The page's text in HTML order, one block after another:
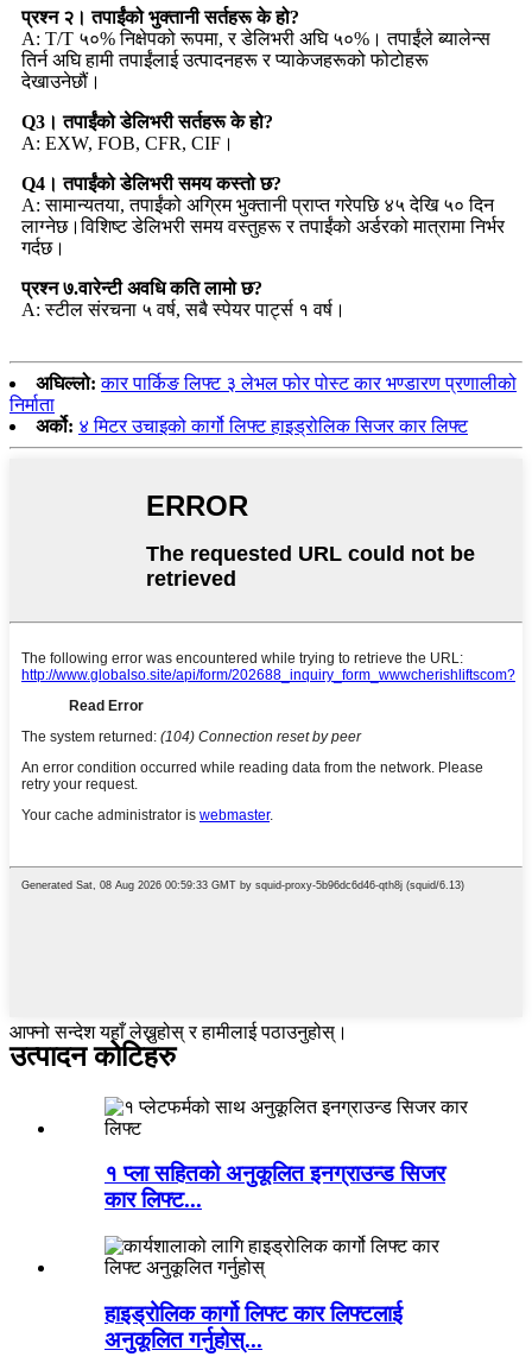
प्रश्न २। तपाईंको भुक्तानी सर्तहरू के हो?
A: T/T ५०% निक्षेपको रूपमा, र डेलिभरी अघि ५०%। तपाईंले ब्यालेन्स
तिर्न अघि हामी तपाईंलाई उत्पादनहरू र प्याकेजहरूको फोटोहरू
देखाउनेछौं।
Q3। तपाईंको डेलिभरी सर्तहरू के हो?
A: EXW, FOB, CFR, CIF।
Q4। तपाईंको डेलिभरी समय कस्तो छ?
A: सामान्यतया, तपाईंको अग्रिम भुक्तानी प्राप्त गरेपछि ४५ देखि ५० दिन
लाग्नेछ।विशिष्ट डेलिभरी समय वस्तुहरू र तपाईंको अर्डरको मात्रामा निर्भर
गर्दछ।
प्रश्न ७.वारेन्टी अवधि कति लामो छ?
A: स्टील संरचना ५ वर्ष, सबै स्पेयर पार्ट्स १ वर्ष।
अघिल्लो: कार पार्किङ लिफ्ट ३ लेभल फोर पोस्ट कार भण्डारण प्रणालीको
निर्माता
अर्को: ४ मिटर उचाइको कार्गो लिफ्ट हाइड्रोलिक सिजर कार लिफ्ट
आफ्नो सन्देश यहाँ लेख्नुहोस् र हामीलाई पठाउनुहोस्।
उत्पादन कोटिहरु
१ प्ला सहितको अनुकूलित इनग्राउन्ड सिजर
कार लिफ्ट...
हाइड्रोलिक कार्गो लिफ्ट कार लिफ्टलाई
अनुकूलित गर्नुहोस्...